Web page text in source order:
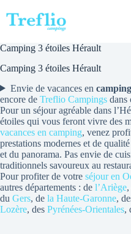
au
contenu
Camping 3 étoiles Hérault
Camping 3 étoiles Hérault
Envie de vacances en
encore de Treflio Campings dans
Pour un séjour agréable dans
étoiles qui vous feront vivre des
vacances en camping, venez
prestations modernes et de
et du panorama. Pas envie de
traditionnels savoureux au
Pour profiter de votre séjour en
autres départements : de l’Ariège
du Gers, de la Haute-Garonne,
Lozère, des Pyrénées-Orientales,